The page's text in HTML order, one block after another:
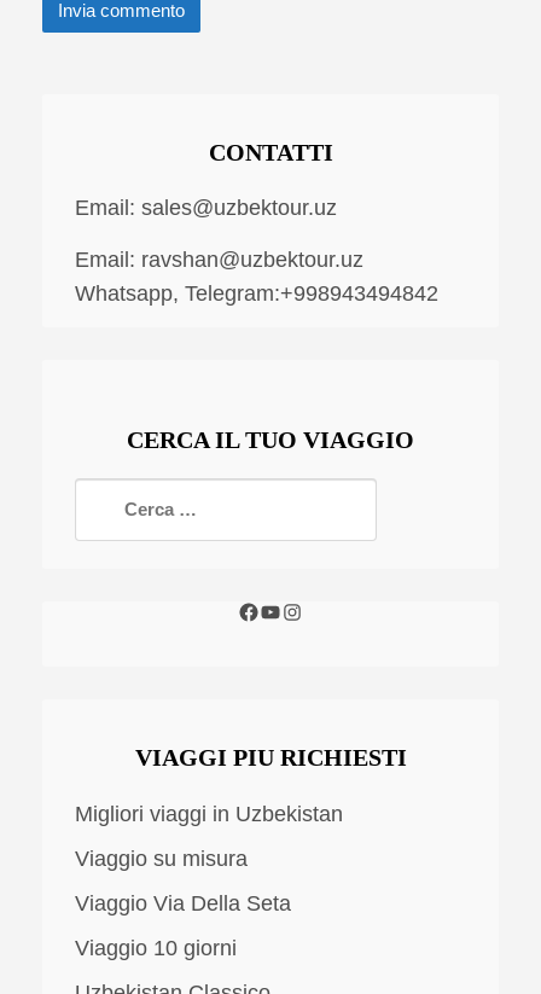
CONTATTI
Email: sales@uzbektour.uz
Email: ravshan@uzbektour.uz
Whatsapp, Telegram:+998943494842
CERCA IL TUO VIAGGIO
VIAGGI PIU RICHIESTI
Migliori viaggi in Uzbekistan
Viaggio su misura
Viaggio Via Della Seta
Viaggio 10 giorni